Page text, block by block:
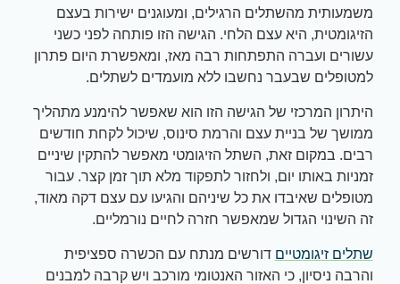
משמעותית מהשתלים הרגילים, ומעוגנים ישירות בעצם
הזיגומטית, היא עצם הלחי. הגישה הזו פותחה לפני כשני
עשורים ועברה התפתחות רבה מאז, ומאפשרת היום פתרון
למטופלים שבעבר נחשבו ללא מועמדים לשתלים.
היתרון המרכזי של הגישה הזו הוא שאפשר להימנע מתהליך
ממושך של בניית עצם והרמת סינוס, שיכול לקחת חודשים
רבים. במקום זאת, השתל הזיגומטי מאפשר להתקין שיניים
זמניות באותו יום, ולחזור לתפקוד מלא תוך זמן קצר. עבור
מטופלים שאיבדו את כל שיניהם והגיעו עם עצם דקה מאוד,
זה השינוי הגדול שמאפשר חזרה לחיים נורמליים.
שתלים זיגומטיים דורשים מנתח עם הכשרה ספציפית
והרבה ניסיון, כי האזור האנטומי מורכב ויש קרבה למבנים